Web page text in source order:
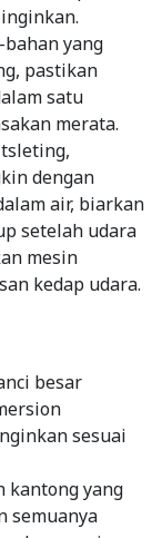
yang
pastikan
satu
merata.
dengan
air, biarkan
setelah udara
mesin
kedap udara.
besar
sesuai
kantong yang
semuanya